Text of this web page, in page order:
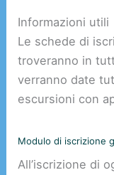
Informazioni utili
Le schede di
troveranno in
verranno date
escursioni con
Modulo di iscrizione
All’iscrizione di